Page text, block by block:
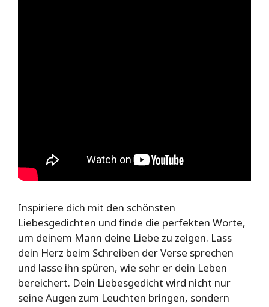
Inspiriere dich mit den schönsten
Liebesgedichten und finde die perfekten Worte,
um deinem Mann deine Liebe zu zeigen. Lass
dein Herz beim Schreiben der Verse sprechen
und lasse ihn spüren, wie sehr er dein Leben
bereichert. Dein Liebesgedicht wird nicht nur
seine Augen zum Leuchten bringen, sondern